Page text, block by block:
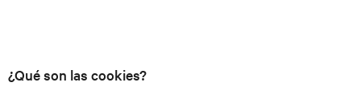
¿Qué son las cookies?